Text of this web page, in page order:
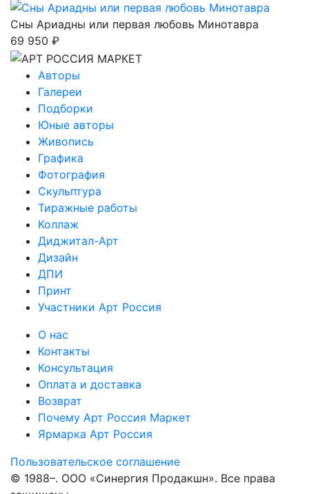
Сны Ариадны или первая любовь Минотавра
69 950 ₽
Авторы
Галереи
Подборки
Юные авторы
Живопись
Графика
Фотография
Скульптура
Тиражные работы
Коллаж
Диджитал-Арт
Дизайн
ДПИ
Принт
Участники Арт Россия
О нас
Контакты
Консультация
Оплата и доставка
Возврат
Почему Арт Россия Маркет
Ярмарка Арт Россия
Пользовательское соглашение
© 1988–. ООО «Синергия Продакшн». Все права